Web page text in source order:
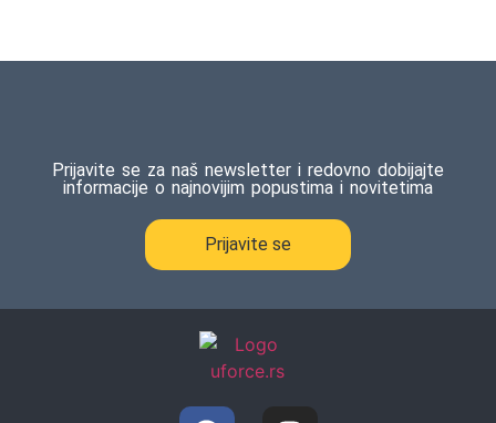
ocene
Prijavite se za naš newsletter i redovno dobijajte
informacije o najnovijim popustima i novitetima
Prijavite se